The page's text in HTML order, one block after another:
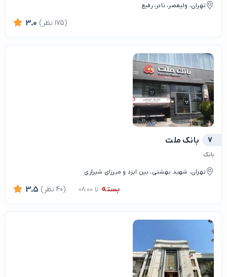
تهران، ولیعصر، نادر، رفیع
3.0 (175 نظر)
7 بانک ملت
بانک
تهران، شهید بهشتی، بین ایزد و میرزای شیرازی
بسته تا 08:00 3.5 (40 نظر)